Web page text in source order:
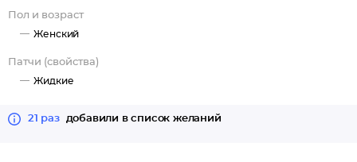
контуры лица.
Растительные стволовые клетки восстанавливают свойства
Пол и возраст
Женский
Патчи (свойства)
Жидкие
21 раз добавили в список желаний